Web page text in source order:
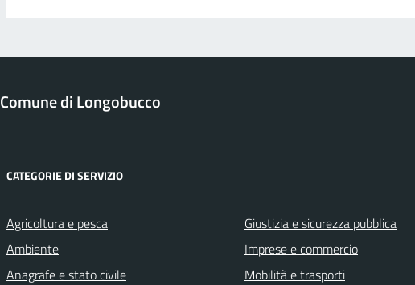
Comune di Longobucco
CATEGORIE DI SERVIZIO
Agricoltura e pesca
Ambiente
Anagrafe e stato civile
Giustizia e sicurezza pubblica
Imprese e commercio
Mobilità e trasporti